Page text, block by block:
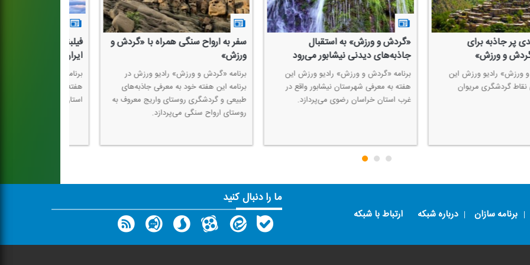
و ورزش» به استقبال
دیدنی نیشابور می‌رود
«گردش و ورزش» رادیو ورزش این
معرفی شهرستان نیشابور واقع در
خراسان رضوی می‌پردازد.
سفر به ارواح سنگی همراه با «گردش و
ورزش»
برنامه «گردش و ورزش» رادیو ورزش در
برنامه این هفته خود به معرفی جاذبه‌های
طبیعی و گردشگری روستای واریج معروف به
فیلبند، رویایی‌ترین مقصد گردشگری
ایران در برنامه «گردش و ورزش»
برنامه «گردش و ورزش» رادیو ورزش این
هفته به معرفی فیلبند، روستایی رویایی در
استان مازندران می‌پردازد.
برنامه سازان درباره شبکه ارتباط با شبکه
ما را دنبال کنید